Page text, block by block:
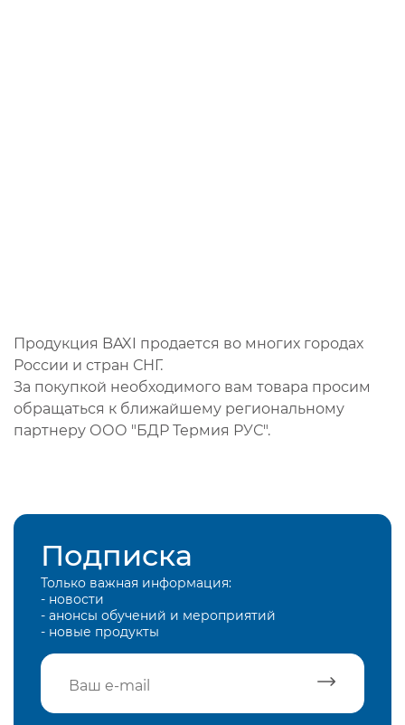
Продукция BAXI продается во многих городах
России и стран СНГ.
За покупкой необходимого вам товара просим
обращаться к ближайшему региональному
партнеру ООО "БДР Термия РУС".
Подписка
Только важная информация:
- новости
- анонсы обучений и мероприятий
- новые продукты